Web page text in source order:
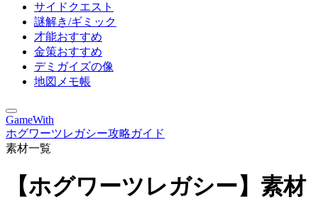
サイドクエスト
謎解き/ギミック
才能おすすめ
金策おすすめ
デミガイズの像
地図メモ帳
GameWith
ホグワーツレガシー攻略ガイド
素材一覧
【ホグワーツレガシー】素材